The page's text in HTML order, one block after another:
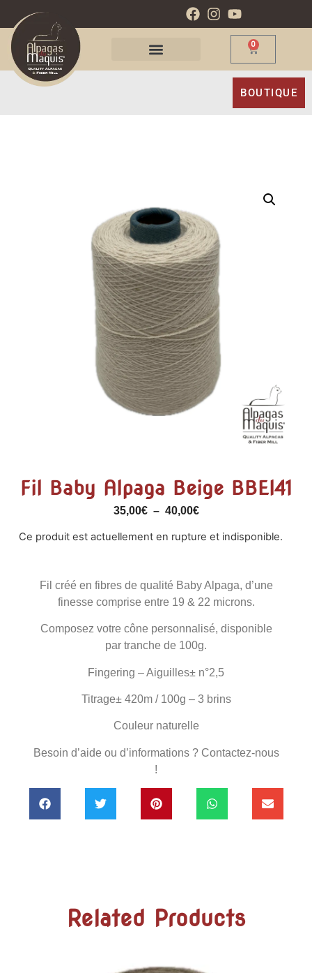
0
BOUTIQUE
Fil Baby Alpaga Beige BBEI41
35,00€ – 40,00€
Ce produit est actuellement en rupture et indisponible.
Fil créé en fibres de qualité Baby Alpaga, d’une
finesse comprise entre 19 & 22 microns.
Composez votre cône personnalisé, disponible
par tranche de 100g.
Fingering – Aiguilles± n°2,5
Titrage± 420m / 100g – 3 brins
Couleur naturelle
Besoin d’aide ou d’informations ? Contactez-nous
!
Related Products